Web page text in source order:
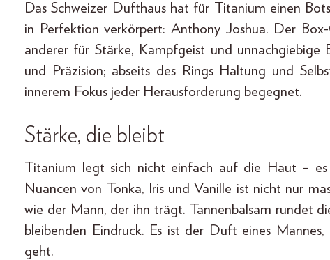
Das Schweizer Dufthaus hat für Titanium einen
in Perfektion verkörpert: Anthony Joshua. Der
anderer für Stärke, Kampfgeist und
und Präzision; abseits des Rings Haltung und
innerem Fokus jeder Herausforderung begegnet.
Stärke, die bleibt
Titanium legt sich nicht einfach auf die Haut –
Nuancen von Tonka, Iris und Vanille ist nicht nur
wie der Mann, der ihn trägt. Tannenbalsam rundet
bleibenden Eindruck. Es ist der Duft eines
geht.